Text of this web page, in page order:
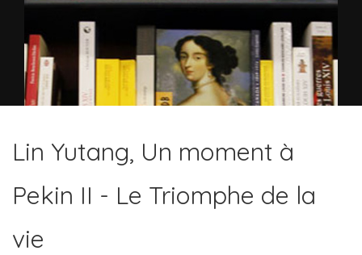
Lin Yutang, Un moment à
Pekin II - Le Triomphe de la
vie